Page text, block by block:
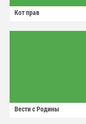
Кот прав
Вести с Родины